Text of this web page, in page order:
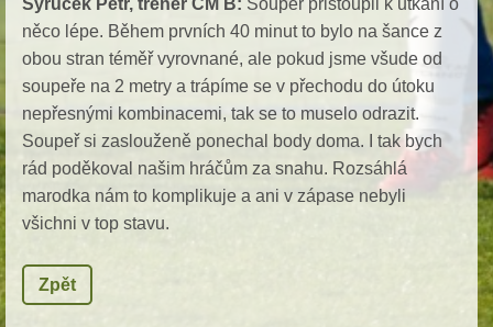
Syrůček Petr, trenér ČM B: Soupeř přistoupil k utkání o
něco lépe. Během prvních 40 minut to bylo na šance z
obou stran téměř vyrovnané, ale pokud jsme všude od
soupeře na 2 metry a trápíme se v přechodu do útoku
nepřesnými kombinacemi, tak se to muselo odrazit.
Soupeř si zaslouženě ponechal body doma. I tak bych
rád poděkoval našim hráčům za snahu. Rozsáhlá
marodka nám to komplikuje a ani v zápase nebyli
všichni v top stavu.
Zpět